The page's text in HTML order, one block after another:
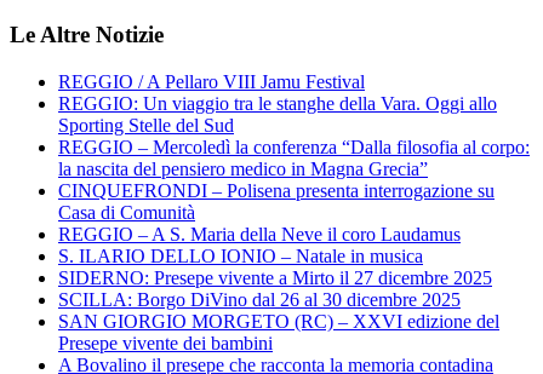
Le Altre Notizie
REGGIO / A Pellaro VIII Jamu Festival
REGGIO: Un viaggio tra le stanghe della Vara. Oggi allo
Sporting Stelle del Sud
REGGIO – Mercoledì la conferenza “Dalla filosofia al corpo:
la nascita del pensiero medico in Magna Grecia”
CINQUEFRONDI – Polisena presenta interrogazione su
Casa di Comunità
REGGIO – A S. Maria della Neve il coro Laudamus
S. ILARIO DELLO IONIO – Natale in musica
SIDERNO: Presepe vivente a Mirto il 27 dicembre 2025
SCILLA: Borgo DiVino dal 26 al 30 dicembre 2025
SAN GIORGIO MORGETO (RC) – XXVI edizione del
Presepe vivente dei bambini
A Bovalino il presepe che racconta la memoria contadina